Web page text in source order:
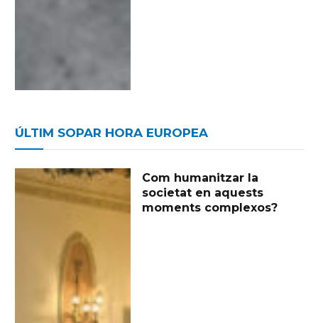
ÚLTIM SOPAR HORA EUROPEA
Com humanitzar la
societat en aquests
moments complexos?